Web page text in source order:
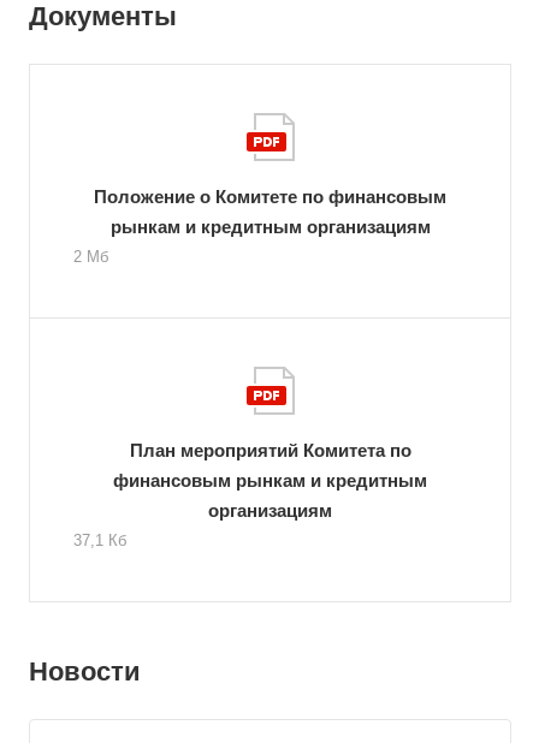
Документы
Положение о Комитете по финансовым
рынкам и кредитным организациям
2 Мб
План мероприятий Комитета по
финансовым рынкам и кредитным
организациям
37,1 Кб
Новости